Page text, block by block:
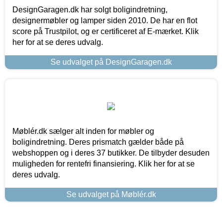
DesignGaragen.dk har solgt boligindretning,
designermøbler og lamper siden 2010. De har en flot
score på Trustpilot, og er certificeret af E-mærket. Klik
her for at se deres udvalg.
Se udvalget på DesignGaragen.dk
Møblér.dk sælger alt inden for møbler og
boligindretning. Deres prismatch gælder både på
webshoppen og i deres 37 butikker. De tilbyder desuden
muligheden for rentefri finansiering. Klik her for at se
deres udvalg.
Se udvalget på Møblér.dk